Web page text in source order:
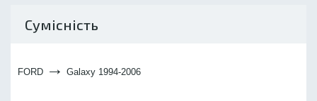
Сумісність
FORD → Galaxy 1994-2006